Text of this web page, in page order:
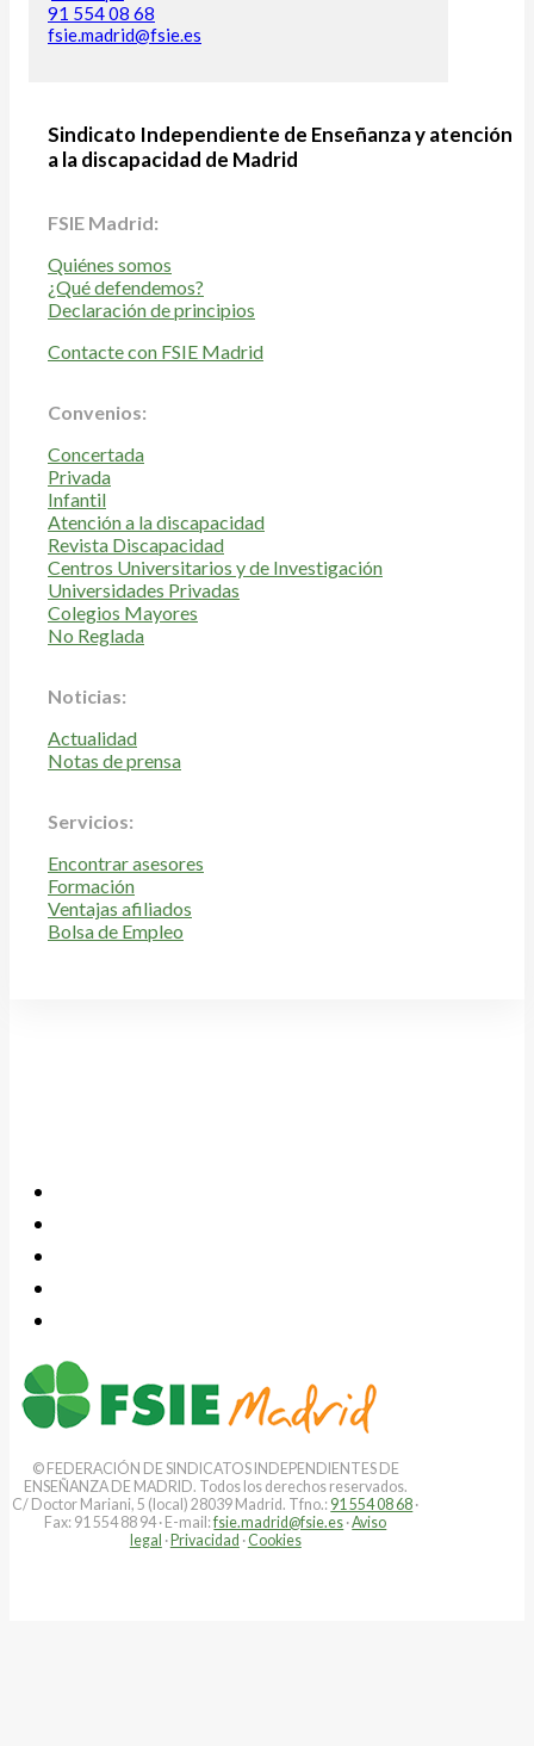
91 554 08 68
fsie.madrid@fsie.es
Sindicato Independiente de Enseñanza y atención
a la discapacidad de Madrid
FSIE Madrid:
Quiénes somos
¿Qué defendemos?
Declaración de principios
Contacte con FSIE Madrid
Convenios:
Concertada
Privada
Infantil
Atención a la discapacidad
Revista Discapacidad
Centros Universitarios y de Investigación
Universidades Privadas
Colegios Mayores
No Reglada
Noticias:
Actualidad
Notas de prensa
Servicios:
Encontrar asesores
Formación
Ventajas afiliados
Bolsa de Empleo
© FEDERACIÓN DE SINDICATOS INDEPENDIENTES DE
ENSEÑANZA DE MADRID. Todos los derechos reservados.
C/ Doctor Mariani, 5 (local) 28039 Madrid. Tfno.: 91 554 08 68 ·
Fax: 91 554 88 94 · E-mail:fsie.madrid@fsie.es ·Aviso
legal ·Privacidad · Cookies